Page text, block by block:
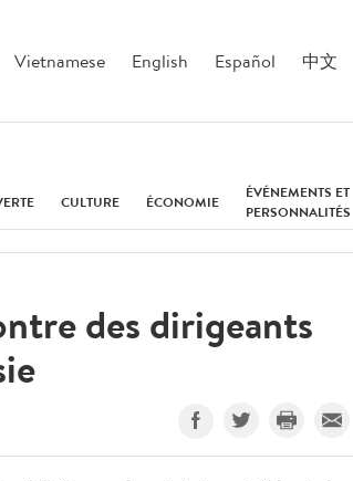
Vietnamese English Español 中文
CULTURE ÉCONOMIE
ÉVÉNEMENTS ET
PERSONNALITÉS
des dirigeants